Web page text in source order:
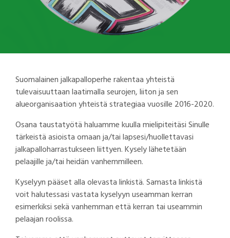
Suomalainen jalkapalloperhe rakentaa yhteistä
tulevaisuuttaan laatimalla seurojen, liiton ja sen
alueorganisaation yhteistä strategiaa vuosille 2016-2020.
Osana taustatyötä haluamme kuulla mielipiteitäsi Sinulle
tärkeistä asioista omaan ja/tai lapsesi/huollettavasi
jalkapalloharrastukseen liittyen. Kysely lähetetään
pelaajille ja/tai heidän vanhemmilleen.
Kyselyyn pääset alla olevasta linkistä. Samasta linkistä
voit halutessasi vastata kyselyyn useamman kerran
esimerkiksi sekä vanhemman että kerran tai useammin
pelaajan roolissa.